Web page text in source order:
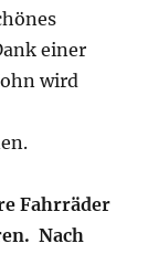
einer
wird
Fahrräder
Nach